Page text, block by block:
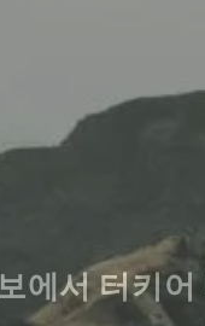
에서 터키어